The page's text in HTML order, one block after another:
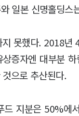
일본 신명홀딩스
못했다. 2018
증자엔 대부분
으로 추산된다.
드 지분은 50%